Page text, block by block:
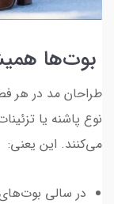
بوت‌ها
طراحان مد در هر
نوع پاشنه یا
می‌کنند. این یعنی:
در سالی